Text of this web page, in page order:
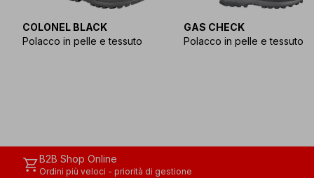
COLONEL BLACK
Polacco in pelle e tessuto
GAS CHECK
Polacco in pelle e tessuto
shopping_cartB2B Shop Online
Ordini più veloci - priorità di gestione